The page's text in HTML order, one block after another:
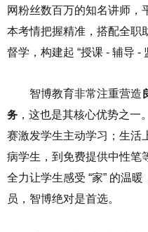
网粉丝数百万的知名讲师，
本考情把握精准，搭配全职
督学，构建起 “授课 - 辅导 -
智博教育非常注重营造
务 ，这也是其核心优势之
赛激发学生主动学习；生活
病学生，到免费提供中性笔
全力让学生感受 “家” 的温
员，智博绝对是首选。